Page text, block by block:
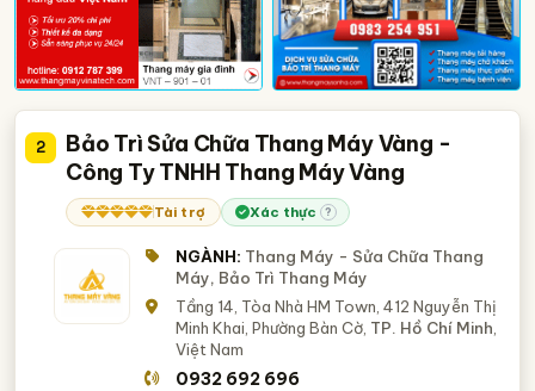
2
Bảo Trì Sửa Chữa Thang Máy Vàng -
Công Ty TNHH Thang Máy Vàng
Tài trợ Xác thực ?
NGÀNH: Thang Máy - Sửa Chữa Thang
Máy, Bảo Trì Thang Máy
Tầng 14, Tòa Nhà HM Town, 412 Nguyễn Thị
Minh Khai, Phường Bàn Cờ, TP. Hồ Chí Minh
Việt Nam
0932 692 696